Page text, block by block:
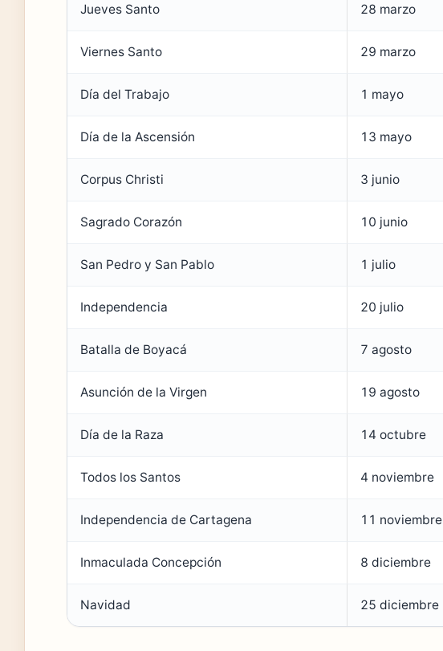
Jueves Santo 28 marzo
Viernes Santo 29 marzo
Día del Trabajo 1 mayo
Día de la Ascensión 13 mayo
Corpus Christi 3 junio
Sagrado Corazón 10 junio
San Pedro y San Pablo 1 julio
Independencia 20 julio
Batalla de Boyacá 7 agosto
Asunción de la Virgen 19 agosto
Día de la Raza 14 octubre
Todos los Santos 4 noviembre
Independencia de Cartagena 11 noviembre
Inmaculada Concepción 8 diciembre
Navidad 25 diciembre